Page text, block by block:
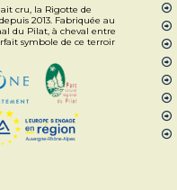
cru, la Rigotte de
2013. Fabriquée au
du Pilat, à cheval entre
symbole de ce terroir